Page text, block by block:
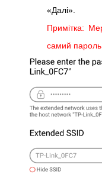
«Далі».
Примітка:
самий